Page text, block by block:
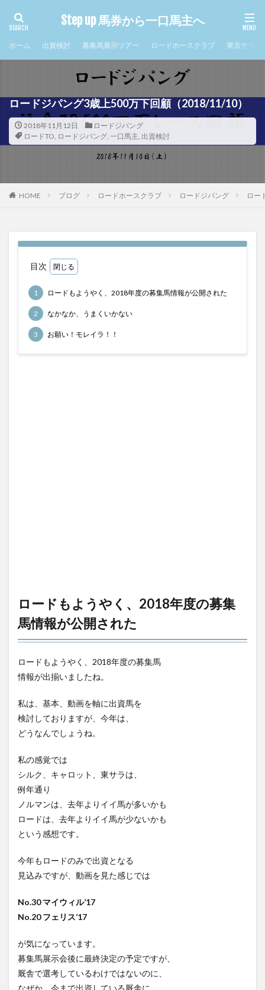
Step up 馬券から一口馬主へ
ホーム 出資検討 募集馬展示ツアー ロードホースクラブ 東京サラブ
ロードジパング3歳上500万下回顧（2018/11/10）
2018年11月12日
ロードジパング
ロードTO, ロードジパング, 一口馬主, 出資検討
HOME ブログ ロードホースクラブ ロードジパング ロー
目次
1 ロードもようやく、2018年度の募集馬情報が公開された
2 なかなか、うまくいかない
3 お願い！モレイラ！！
ロードもようやく、2018年度の募集
馬情報が公開された
ロードもようやく、2018年度の募集馬
情報が出揃いましたね。
私は、基本、動画を軸に出資馬を
検討しておりますが、今年は、
どうなんでしょうね。
私の感覚では
シルク、キャロット、東サラは、
例年通り
ノルマンは、去年よりイイ馬が多いかも
ロードは、去年よりイイ馬が少ないかも
という感想です。
今年もロードのみで出資となる
見込みですが、動画を見た感じでは
No.30 マイウィル’17
No.20 フェリス’17
が気になっています。
募集馬展示会後に最終決定の予定ですが、
厩舎で選考しているわけではないのに、
なぜか、今まで出資している厩舎に
キャロットクラブ
シルクホースクラブ
ジュルビアン
セレシオン
ソレンニータ
ディエルメス
デビュー
ナイトミュージアム
ナミュール
ノルマンディ
ルージュグラース
ロードTO
ロードエクスプレス
ロードカバチ
ロードゲイル
ロードシュトローム
ロードジパング
ロードストライク
ロードソレイユ
ロードフォールズ
ヴァンデスプワール
馬券検討